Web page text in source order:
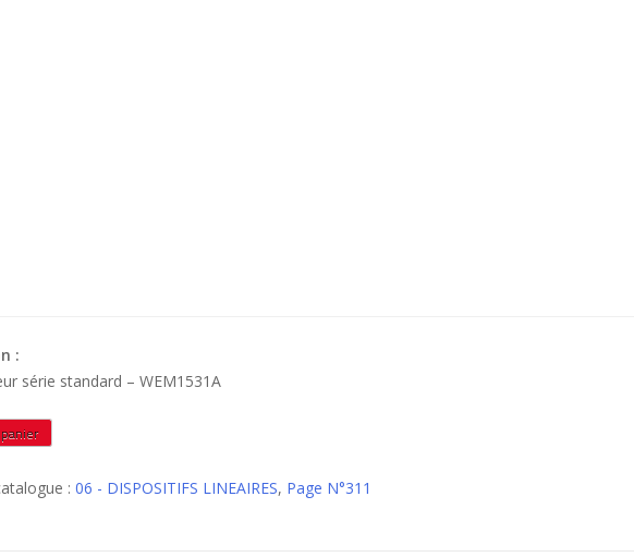
:
série standard – WEM1531A
: 06 - DISPOSITIFS LINEAIRES, Page N°311